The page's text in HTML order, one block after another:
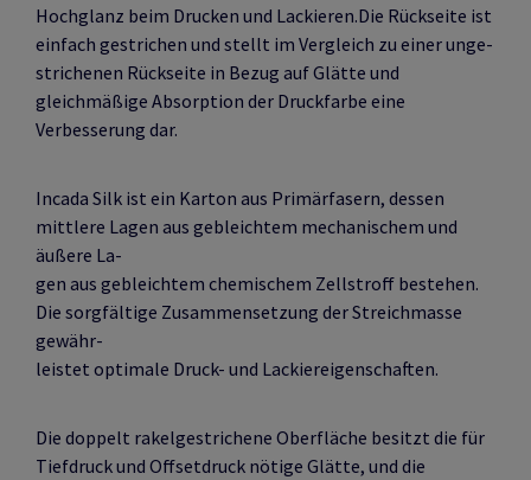
Hochglanz beim Drucken und Lackieren.Die Rückseite ist
einfach gestrichen und stellt im Vergleich zu einer unge-
strichenen Rückseite in Bezug auf Glätte und
gleichmäßige Absorption der Druckfarbe eine
Verbesserung dar.
Incada Silk ist ein Karton aus Primärfasern, dessen
mittlere Lagen aus gebleichtem mechanischem und
äußere La-
gen aus gebleichtem chemischem Zellstroff bestehen.
Die sorgfältige Zusammensetzung der Streichmasse
gewähr-
leistet optimale Druck- und Lackiereigenschaften.
Die doppelt rakelgestrichene Oberfläche besitzt die für
Tiefdruck und Offsetdruck nötige Glätte, und die